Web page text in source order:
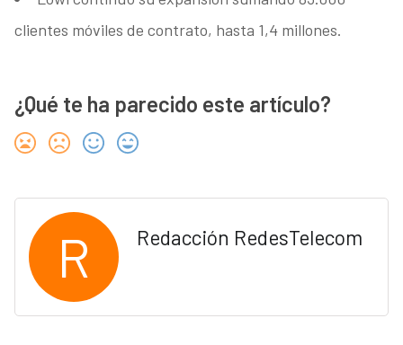
clientes móviles de contrato, hasta 1,4 millones.
¿Qué te ha parecido este artículo?
R Redacción RedesTelecom